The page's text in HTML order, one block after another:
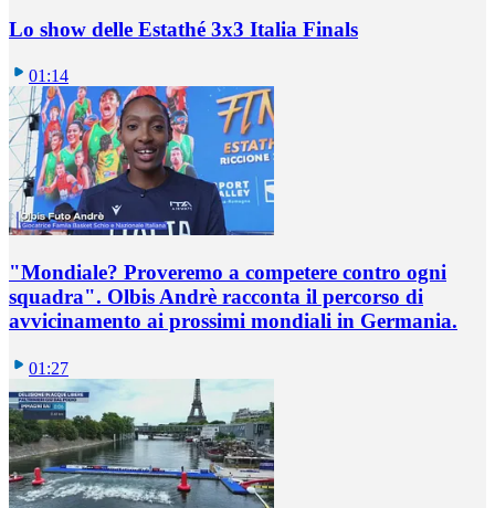
Lo show delle Estathé 3x3 Italia Finals
01:14
"Mondiale? Proveremo a competere contro ogni
squadra". Olbis Andrè racconta il percorso di
avvicinamento ai prossimi mondiali in Germania.
01:27